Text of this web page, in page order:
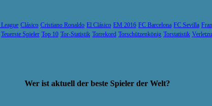
Clásico Cristiano Ronaldo El Clásico EM 2016 FC Barcelona FC Sevilla
Teuerste Spieler Top 10 Tor-Statistik Torrekord Torschützenkönig Torstatistik
Wer ist aktuell der beste Spieler der Welt?